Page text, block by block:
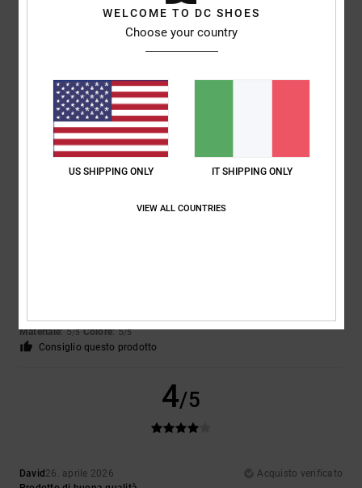
Mostra originale - Français
: 5/5 Rapporto qualità-prezzo
Materiale: 4/5 Colore: 5/5
Consiglio questo prodotto
Materiale: 5/5 Colore: 5/5
Consiglio questo prodotto
4/5
David 26. aprile 2026
Acquisto verificato
WELCOME TO DC SHOES
Choose your country
US SHIPPING ONLY IT SHIPPING ONLY
VIEW ALL COUNTRIES